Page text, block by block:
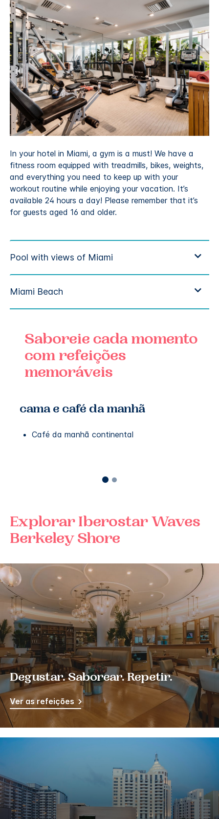
In your hotel in Miami, a gym is a must! We have a
fitness room equipped with treadmills, bikes, weights,
and everything you need to keep up with your
workout routine while enjoying your vacation. It’s
available 24 hours a day! Please remember that it’s
for guests aged 16 and older.
Saboreie cada momento
com refeições
memoráveis
cama e café da manhã
Café da manhã continental
Explorar Iberostar Waves
Berkeley Shore
Degustar. Saborear. Repetir.
Ver as refeições